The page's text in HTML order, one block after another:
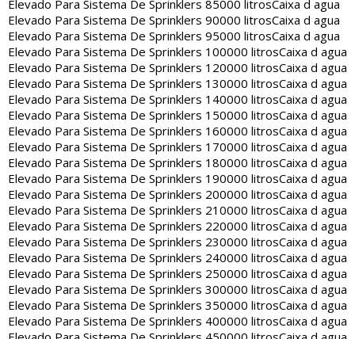
Elevado Para Sistema De Sprinklers 85000 litrosCaixa d agua
Elevado Para Sistema De Sprinklers 90000 litrosCaixa d agua
Elevado Para Sistema De Sprinklers 95000 litrosCaixa d agua
Elevado Para Sistema De Sprinklers 100000 litrosCaixa d agua
Elevado Para Sistema De Sprinklers 120000 litrosCaixa d agua
Elevado Para Sistema De Sprinklers 130000 litrosCaixa d agua
Elevado Para Sistema De Sprinklers 140000 litrosCaixa d agua
Elevado Para Sistema De Sprinklers 150000 litrosCaixa d agua
Elevado Para Sistema De Sprinklers 160000 litrosCaixa d agua
Elevado Para Sistema De Sprinklers 170000 litrosCaixa d agua
Elevado Para Sistema De Sprinklers 180000 litrosCaixa d agua
Elevado Para Sistema De Sprinklers 190000 litrosCaixa d agua
Elevado Para Sistema De Sprinklers 200000 litrosCaixa d agua
Elevado Para Sistema De Sprinklers 210000 litrosCaixa d agua
Elevado Para Sistema De Sprinklers 220000 litrosCaixa d agua
Elevado Para Sistema De Sprinklers 230000 litrosCaixa d agua
Elevado Para Sistema De Sprinklers 240000 litrosCaixa d agua
Elevado Para Sistema De Sprinklers 250000 litrosCaixa d agua
Elevado Para Sistema De Sprinklers 300000 litrosCaixa d agua
Elevado Para Sistema De Sprinklers 350000 litrosCaixa d agua
Elevado Para Sistema De Sprinklers 400000 litrosCaixa d agua